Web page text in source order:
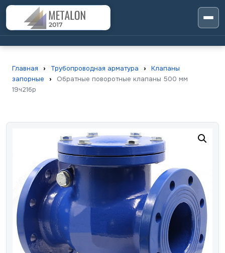
Главная › Трубопроводная арматура ›
Клапаны
запорные
›
Обратные поворотные клапаны 500 мм
19ч21бр